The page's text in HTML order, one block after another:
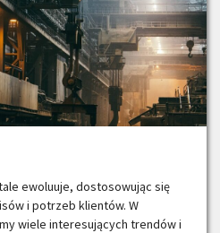
ewoluuje, dostosowując się
i potrzeb klientów. W
wiele interesujących trendów i